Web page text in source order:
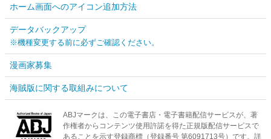
ホーム画面へのアイコン追加方法
データバックアップ
※機種変更する前に必ずご確認ください。
漫画家募集
海賊版に関する取組みについて
ABJマークは、この電子書店・電子書籍配信サービスが、著
作権者からコンテンツ使用許諾を得た正規版配信サービスで
あることを示す登録商標（登録番号 第6091713号）です。詳